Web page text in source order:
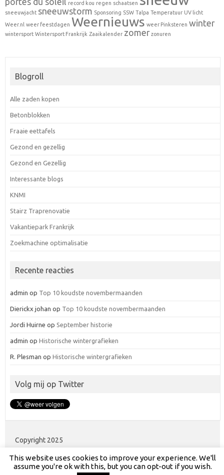
record kou regen schaatsen
sneeuwjacht sneeuwstorm Sponsoring SSW Talpa Temperatuur UV licht
Weer.nl weer feestdagen Weernieuws weer Pinksteren winter
wintersport Wintersport Frankrijk Zaaikalender zomer zonuren
Blogroll
Alle zaden kopen
Betonblokken
Fraaie eettafels
Gezond en gezellig
Gezond en Gezellig
Interessante blogs
KNMI
Stairz Traprenovatie
Vakantiepark Frankrijk
Zoekmachine optimalisatie
Recente reacties
admin op Top 10 koudste novembermaanden
Dierickx johan op Top 10 koudste novembermaanden
Jordi Huirne op September historie
admin op Historische wintergrafieken
R. Plesman op Historische wintergrafieken
Volg mij op Twitter
Copyright 2025
This website uses cookies to improve your experience. We'll
assume you're ok with this, but you can opt-out if you wish.